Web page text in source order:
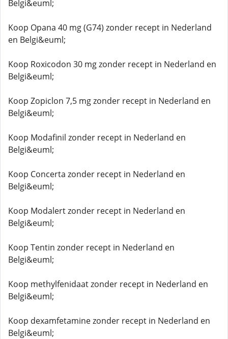
Belgi&euml;
Koop Opana 40 mg (G74) zonder recept in Nederland
en Belgi&euml;
Koop Roxicodon 30 mg zonder recept in Nederland en
Belgi&euml;
Koop Zopiclon 7,5 mg zonder recept in Nederland en
Belgi&euml;
Koop Modafinil zonder recept in Nederland en
Belgi&euml;
Koop Concerta zonder recept in Nederland en
Belgi&euml;
Koop Modalert zonder recept in Nederland en
Belgi&euml;
Koop Tentin zonder recept in Nederland en
Belgi&euml;
Koop methylfenidaat zonder recept in Nederland en
Belgi&euml;
Koop dexamfetamine zonder recept in Nederland en
Belgi&euml;